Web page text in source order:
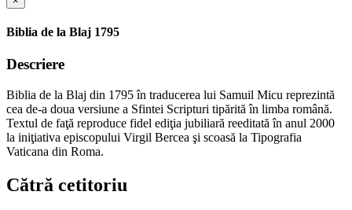
Biblia de la Blaj 1795
Descriere
Biblia de la Blaj din 1795 în traducerea lui Samuil Micu reprezintă
cea de-a doua versiune a Sfintei Scripturi tipărită în limba română.
Textul de faţă reproduce fidel ediţia jubiliară reeditată în anul 2000
la iniţiativa episcopului Virgil Bercea şi scoasă la Tipografia
Vaticana din Roma.
Cătră cetitoriu